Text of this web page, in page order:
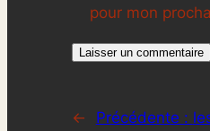
pour mon
← Précédente :